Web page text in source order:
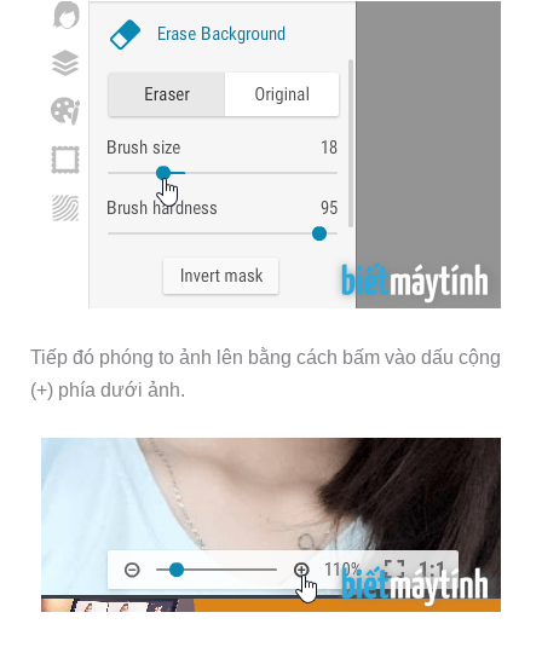
Tiếp đó phóng to ảnh lên bằng cách bấm vào dấu cộng
(+) phía dưới ảnh.